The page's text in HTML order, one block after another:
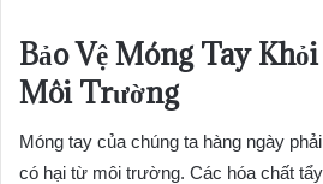
Bảo Vệ Móng Tay
Môi Trường
Móng tay của chúng ta hàng ngày
có hại từ môi trường. Các hóa chất